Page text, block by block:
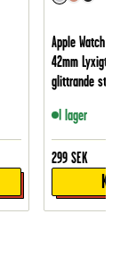
Apple Watch
42mm Lyxigt
glittrande
I lager
299 SEK